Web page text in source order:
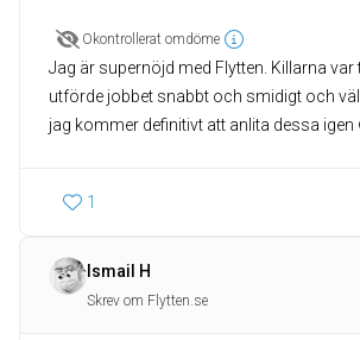
Okontrollerat omdöme
Jag är supernöjd med Flytten. Killarna var
utförde jobbet snabbt och smidigt och
jag kommer definitivt att anlita dessa igen
1
Ismail H
Skrev om Flytten.se